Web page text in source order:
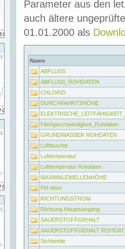
Parameter aus den
auch ältere
01.01.2000 als
Name
ABFLUSS
ABFLUSS_ROHDATEN
CHLORID
DURCHFAHRTSHÖHE
Fließgeschwindigkeit_Rohdaten
GRUNDWASSER ROHDATEN
Luftfeuchte
Lufttemperatur
Lufttemperatur Rohdaten
MAXIMALEWELLENHÖHE
PH-Wert
RICHTUNGSTROM
Richtung Hauptseegang
SAUERSTOFFGEHALT
SAUERSTOFFGEHALT
Sichtweite